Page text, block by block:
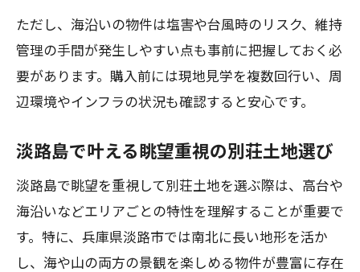
る方法
淡路島別荘中古物件で家庭菜園を楽しむ
暮らし
淡路島中古ログハウスで味わう田舎暮ら
淡路島海沿い中古別荘選びの重要ポイン
ト
ただし、海沿いの物件は塩害や台風時のリスク、維持
管理の手間が発生しやすい点も事前に把握しておく必
要があります。購入前には現地見学を複数回行い、周
辺環境やインフラの状況も確認すると安心です。
淡路島で叶える眺望重視の別荘土地選び
淡路島で眺望を重視して別荘土地を選ぶ際は、高台や
海沿いなどエリアごとの特性を理解することが重要で
す。特に、兵庫県淡路市では南北に長い地形を活か
し、海や山の両方の景観を楽しめる物件が豊富に存在